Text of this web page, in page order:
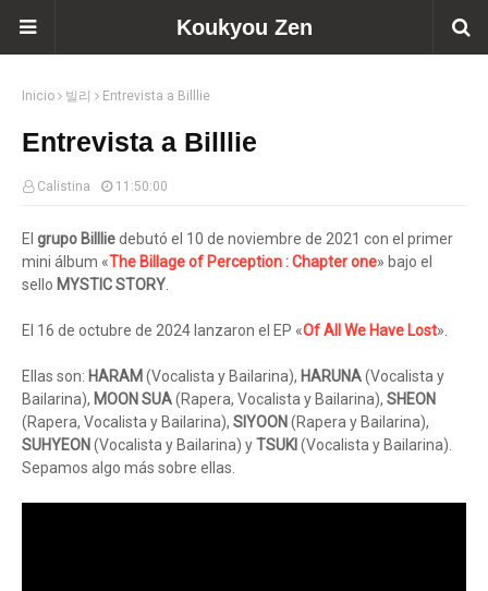
Koukyou Zen
Inicio 빌리 Entrevista a Billlie
Entrevista a Billlie
Calistina 11:50:00
El grupo Billliedebutó el 10 de noviembre de 2021 con el primer
mini álbum «The Billage of Perception : Chapter one» bajo el
sello MYSTIC STORY
El 16 de octubre de 2024 lanzaron el EP «Of All We Have Lost».
Ellas son: HARAM (Vocalista y Bailarina), HARUNA(Vocalista y
Bailarina), MOON SUA(Rapera, Vocalista y Bailarina), SHEON
(Rapera, Vocalista y Bailarina), SIYOON (Rapera y Bailarina),
SUHYEON (Vocalista y Bailarina) yTSUKI (Vocalista y Bailarina).
Sepamos algo más sobre ellas.